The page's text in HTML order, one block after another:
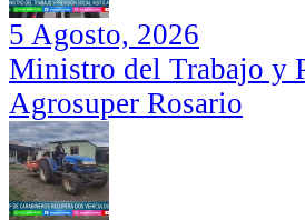
5 Agosto, 2026
Ministro del Trabajo y
Agrosuper Rosario